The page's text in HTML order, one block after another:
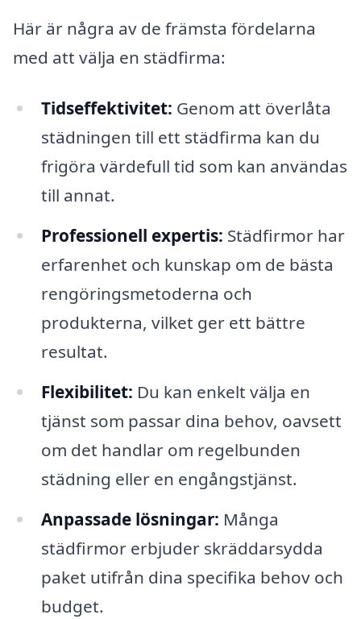
Här är några av de främsta fördelarna
med att välja en städfirma:
Tidseffektivitet: Genom att överlåta
städningen till ett städfirma kan du
frigöra värdefull tid som kan användas
till annat.
Professionell expertis: Städfirmor har
erfarenhet och kunskap om de bästa
rengöringsmetoderna och
produkterna, vilket ger ett bättre
resultat.
Flexibilitet: Du kan enkelt välja en
tjänst som passar dina behov, oavsett
om det handlar om regelbunden
städning eller en engångstjänst.
Anpassade lösningar: Många
städfirmor erbjuder skräddarsydda
paket utifrån dina specifika behov och
budget.